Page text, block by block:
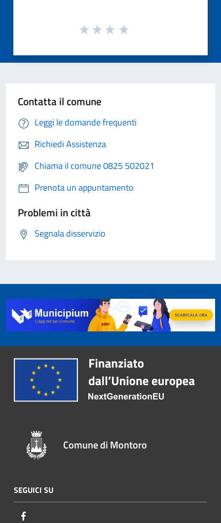
Contatta il comune
Leggi le domande frequenti
Richiedi Assistenza
Chiama il comune 0825 502021
Prenota un appuntamento
Problemi in città
Segnala disservizio
Comune di Montoro
SEGUICI SU